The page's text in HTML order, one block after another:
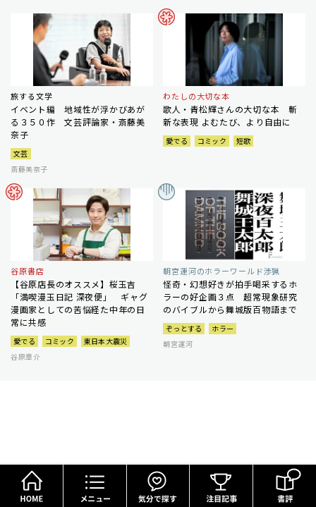
旅する文学
イベント編 地域性が浮かびあが
る３５０作 文芸評論家・斎藤美
奈子
文芸
斎藤美奈子
わたしの大切な本
歌人・青松輝さんの大切な本 斬
新な表現 よむたび、より自由に
愛でる コミック 短歌
谷原書店
【谷原店長のオススメ】桜玉吉
「満喫漫玉日記 深夜便」 ギャグ
漫画家としての苦悩経た中年の日
常に共感
愛でる コミック
東日本大震災
谷原章介
朝宮運河のホラーワールド渉猟
怪奇・幻想好きが拍手喝采するホ
ラーの好企画３点 超常現象研究
のバイブルから舞城版百物語まで
ぞっとする
ホラー
朝宮運河